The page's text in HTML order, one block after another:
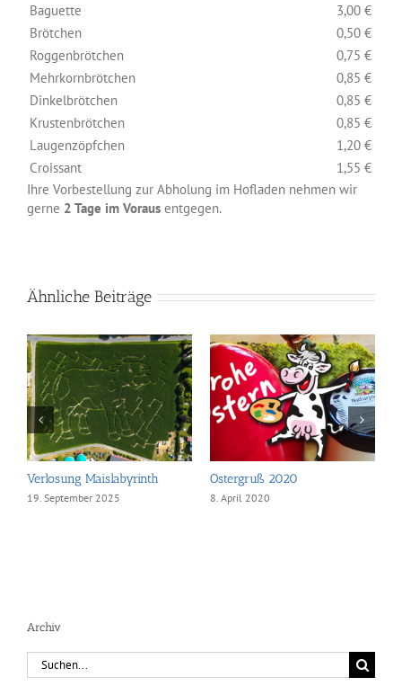
Baguette
3,00 €
Brötchen
0,50 €
Roggenbrötchen
0,75 €
Mehrkornbrötchen
0,85 €
Dinkelbrötchen
0,85 €
Krustenbrötchen
0,85 €
Laugenzöpfchen
1,20 €
Croissant
1,55 €
Ihre Vorbestellung zur Abholung im Hofladen nehmen wir
gerne 2 Tage im Vorausentgegen.
Ähnliche Beiträge
Verlosung Maislabyrinth
19. September 2025
Ostergruß 2020
8. April 2020
Archiv
Suche
nach: